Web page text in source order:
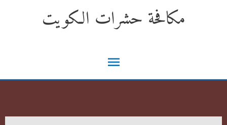
مكافحة حشرات الكويت
القائمة
الرئيسية